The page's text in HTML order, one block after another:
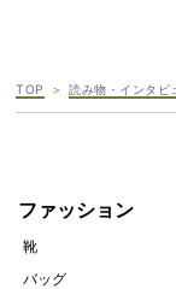
TOP 読み物・インタビ
ファッション
靴
バッグ